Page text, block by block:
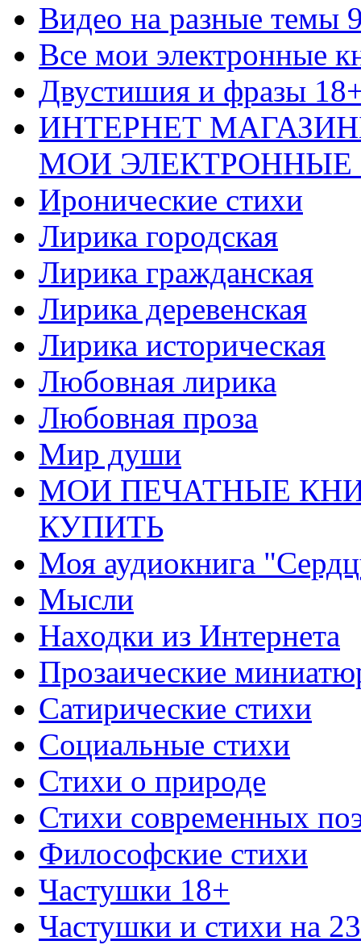
Видео на разные темы
Все мои электронные
Двустишия и фразы
ИНТЕРНЕТ
МОИ ЭЛЕКТРОННЫЕ
Иронические стихи
Лирика городская
Лирика гражданская
Лирика деревенская
Лирика историческая
Любовная лирика
Любовная проза
Мир души
МОИ ПЕЧАТНЫЕ
КУПИТЬ
Моя аудиокнига
Мысли
Находки из Интернета
Прозаические
Сатирические стихи
Социальные стихи
Стихи о природе
Стихи современных
Философские стихи
Частушки 18+
Частушки и стихи на